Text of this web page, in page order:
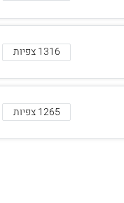
1316 צפיות
1265 צפיות